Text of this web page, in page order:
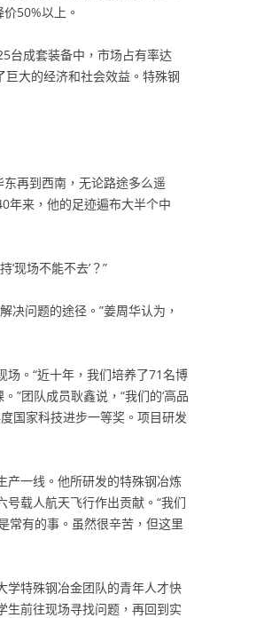
50%以上。
台成套装备中，市场占有率达
巨大的经济和社会效益。特殊钢
再到西南，无论路途多么遥
年来，他的足迹遍布大半个中
现场不能不去’？”
决问题的途径。”姜周华认为，
。“近十年，我们培养了71名博
”团队成员耿鑫说，“我们的‘高品
国家科技进步一等奖。项目研发
产一线。他所研发的特殊钢冶炼
载人航天飞行作出贡献。“我们
常有的事。虽然很辛苦，但这里
学特殊钢冶金团队的青年人才快
生前往现场寻找问题，再回到实